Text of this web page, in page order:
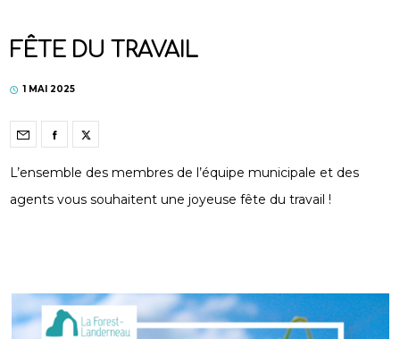
FÊTE DU TRAVAIL
1 MAI 2025
L’ensemble des membres de l’équipe municipale et des
agents vous souhaitent une joyeuse fête du travail !